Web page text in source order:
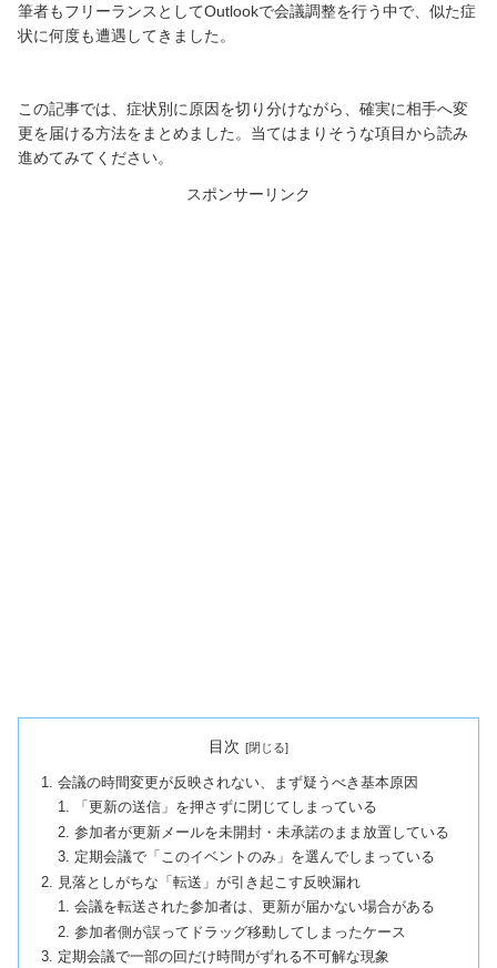
筆者もフリーランスとしてOutlookで会議調整を行う中で、似た症
状に何度も遭遇してきました。
この記事では、症状別に原因を切り分けながら、確実に相手へ変
更を届ける方法をまとめました。当てはまりそうな項目から読み
進めてみてください。
スポンサーリンク
目次
会議の時間変更が反映されない、まず疑うべき基本原因
「更新の送信」を押さずに閉じてしまっている
参加者が更新メールを未開封・未承諾のまま放置している
定期会議で「このイベントのみ」を選んでしまっている
見落としがちな「転送」が引き起こす反映漏れ
会議を転送された参加者は、更新が届かない場合がある
参加者側が誤ってドラッグ移動してしまったケース
定期会議で一部の回だけ時間がずれる不可解な現象